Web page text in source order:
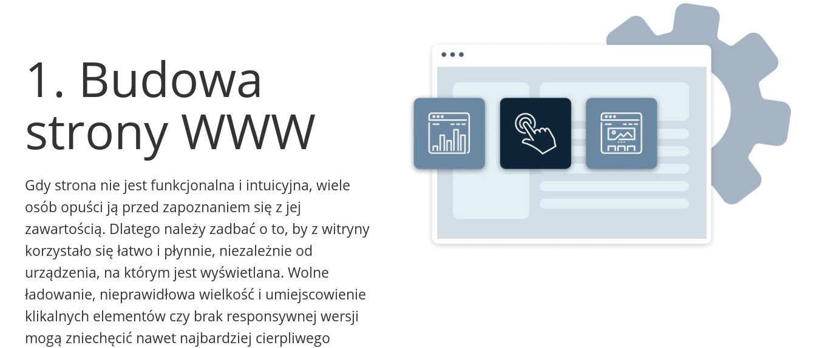
1. Budowa
strony WWW
Gdy strona nie jest funkcjonalna i intuicyjna, wiele
osób opuści ją przed zapoznaniem się z jej
zawartością. Dlatego należy zadbać o to, by z witryny
korzystało się łatwo i płynnie, niezależnie od
urządzenia, na którym jest wyświetlana. Wolne
ładowanie, nieprawidłowa wielkość i umiejscowienie
klikalnych elementów czy brak responsywnej wersji
mogą zniechęcić nawet najbardziej cierpliwego